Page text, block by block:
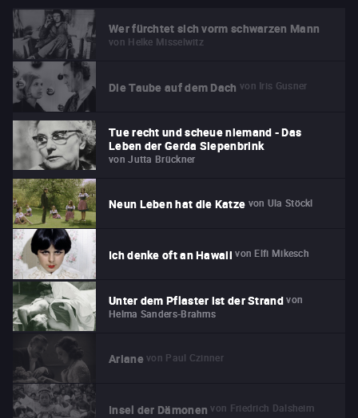
Wer fürchtet sich vorm schwarzen Mann
von Helke Misselwitz
Die Taube auf dem Dach von Iris Gusner
Tue recht und scheue niemand - Das
Leben der Gerda Siepenbrink
von Jutta Brückner
Neun Leben hat die Katze von Ula Stöckl
Ich denke oft an Hawaii von Elfi Mikesch
Unter dem Pflaster ist der Strand von
Helma Sanders-Brahms
Ariane von Paul Czinner
Insel der Dämonen von Friedrich Dalsheim